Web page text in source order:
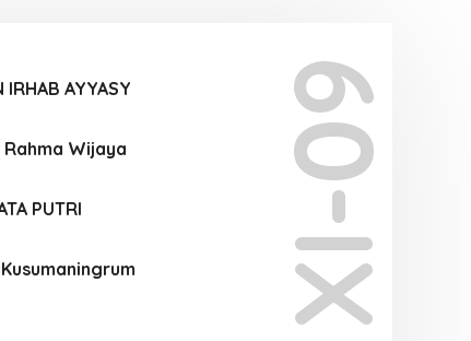
XI-09
IRHAB AYYASY
Wijaya
PUTRI